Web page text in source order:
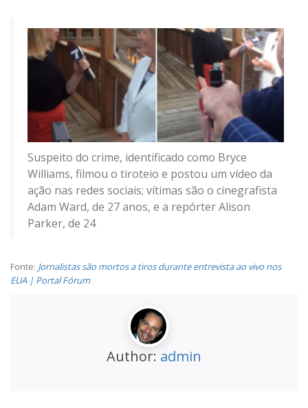
Suspeito do crime, identificado como Bryce
Williams, filmou o tiroteio e postou um vídeo da
ação nas redes sociais; vítimas são o cinegrafista
Adam Ward, de 27 anos, e a repórter Alison
Parker, de 24
Fonte: Jornalistas são mortos a tiros durante entrevista ao vivo nos
EUA | Portal Fórum
Author: admin